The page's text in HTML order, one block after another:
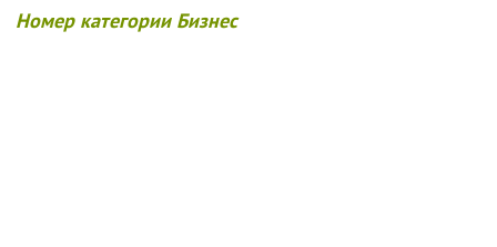
Номер категории Бизнес